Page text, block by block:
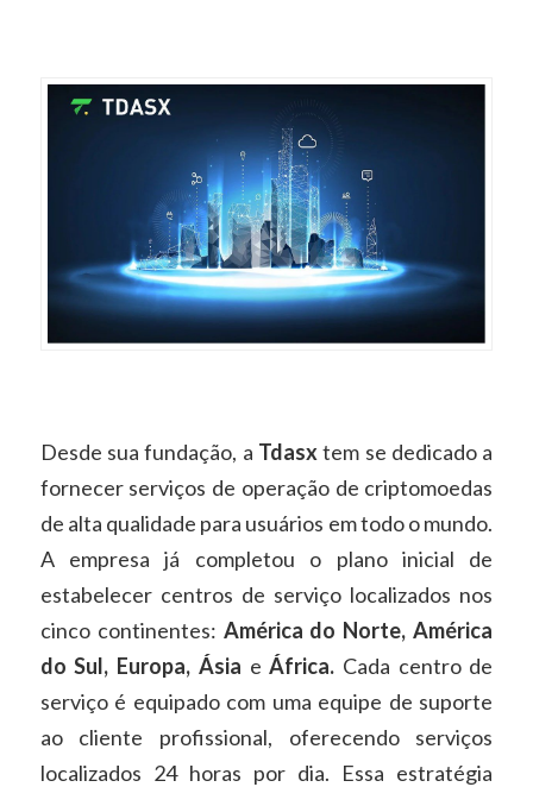
Desde sua fundação, a Tdasx tem se dedicado a
fornecer serviços de operação de criptomoedas
de alta qualidade para usuários em todo o mundo.
A empresa já completou o plano inicial de
estabelecer centros de serviço localizados nos
cinco continentes: América do Norte, América
do Sul, Europa, Ásia eÁfrica. Cada centro de
serviço é equipado com uma equipe de suporte
ao cliente profissional, oferecendo serviços
localizados 24 horas por dia. Essa estratégia